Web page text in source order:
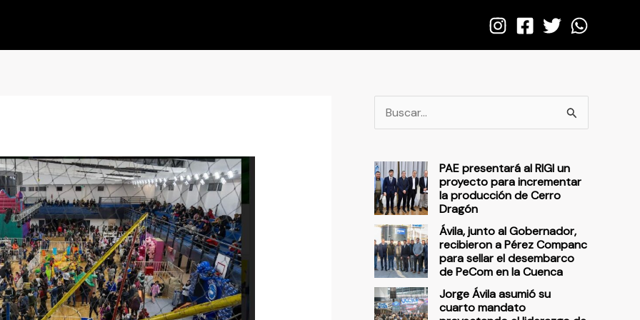
u
c
a
p
o
r
:
PAE presentará al RIGI un
proyecto para incrementar
la producción de Cerro
Dragón
Ávila, junto al Gobernador,
recibieron a Pérez Companc
para sellar el desembarco
de PeCom en la Cuenca
Jorge Ávila asumió su
cuarto mandato